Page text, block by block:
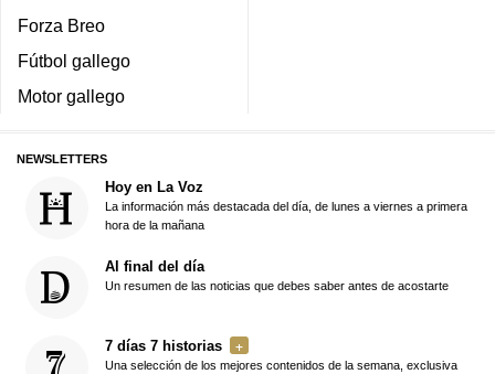
Forza Breo
Fútbol gallego
Motor gallego
NEWSLETTERS
Hoy en La Voz
La información más destacada del día, de lunes a viernes a primera
hora de la mañana
Al final del día
Un resumen de las noticias que debes saber antes de acostarte
7 días 7 historias
Una selección de los mejores contenidos de la semana, exclusiva